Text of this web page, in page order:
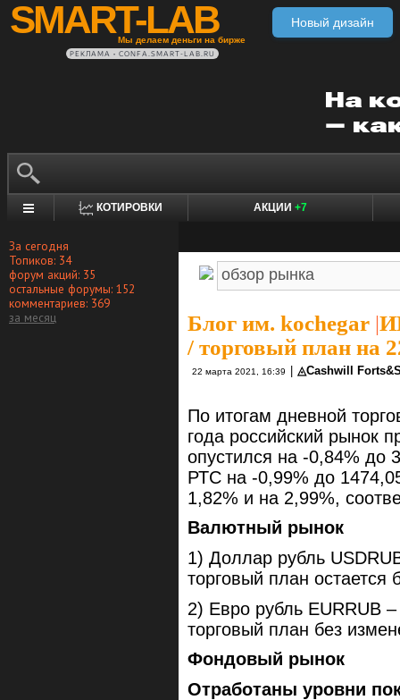
SMART-LAB
Мы делаем деньги на бирже
Новый дизайн
РЕКЛАМА • CONFA.SMART-LAB.RU
КОТИРОВКИ АКЦИИ +7
За сегодня
Топиков: 34
форум акций: 35
остальные форумы: 152
комментариев: 369
за месяц
Блог им. kochegar |
/ торговый план на
22 марта 2021, 16:39 ◬Cashwill
По итогам дневной
года российский рынок
опустился на -0,84% до
РТС на -0,99% до
1,82% и на 2,99%,
Валютный рынок
1) Доллар рубль
торговый план остается
2) Евро рубль EURRUB
торговый план без
Фондовый рынок
Отработаны уровни